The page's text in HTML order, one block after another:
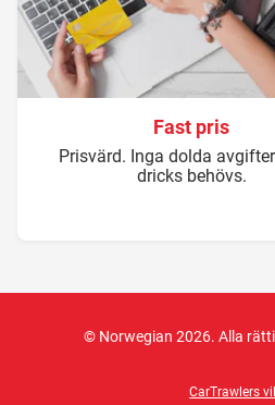
Fast pris
Prisvärd. Inga dolda
dricks behövs.
© Norwegian 2026. Alla
CarTrawlers